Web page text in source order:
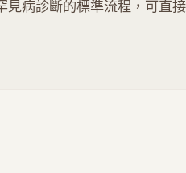
見病診斷的標準流程，可直